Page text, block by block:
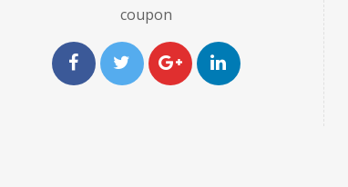
coupon